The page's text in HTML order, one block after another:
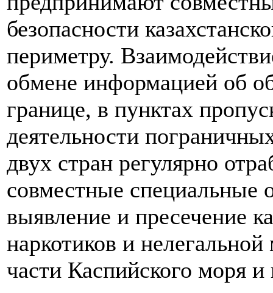
безопасности
периметру.
обмене информацией об
границе, в пунктах
деятельности
двух стран регулярно
совместные специальные
выявление и пресечение
наркотиков и
части Каспийского моря